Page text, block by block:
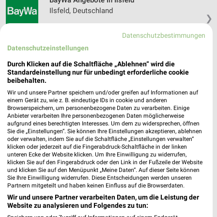
❯
Ilsfeld, Deutschland
Baumärkte Angebote für Backnang und
Umgebung
5 Prospekte
toom Baumarkt BAUHAUS
Datenschutzbestimmungen
Datenschutzeinstellungen
Durch Klicken auf die Schaltfläche „Ablehnen“ wird die
Standardeinstellung nur für unbedingt erforderliche cookie
beibehalten.
Wir und unsere Partner speichern und/oder greifen auf Informationen auf
einem Gerät zu, wie z. B. eindeutige IDs in cookie und anderen
Browserspeichern, um personenbezogene Daten zu verarbeiten. Einige
Anbieter verarbeiten Ihre personenbezogenen Daten möglicherweise
aufgrund eines berechtigten Interesses. Um dem zu widersprechen, öffnen
Sie die „Einstellungen“. Sie können Ihre Einstellungen akzeptieren, ablehnen
oder verwalten, indem Sie auf die Schaltfläche „Einstellungen verwalten“
klicken oder jederzeit auf die Fingerabdruck-Schaltfläche in der linken
unteren Ecke der Website klicken. Um Ihre Einwilligung zu widerrufen,
klicken Sie auf den Fingerabdruck oder den Link in der Fußzeile der Website
und klicken Sie auf den Menüpunkt „Meine Daten“. Auf dieser Seite können
Sie Ihre Einwilligung widerrufen. Diese Entscheidungen werden unseren
Partnern mitgeteilt und haben keinen Einfluss auf die Browserdaten.
Wir und unsere Partner verarbeiten Daten, um die Leistung der
Website zu analysieren und Folgendes zu tun: